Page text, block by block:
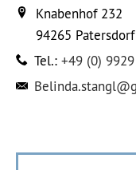
Knabenhof 232
94265 Patersdorf
Tel.: +49 (0)